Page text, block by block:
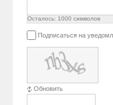
Осталось: 1000 символов
Подписаться на
Обновить